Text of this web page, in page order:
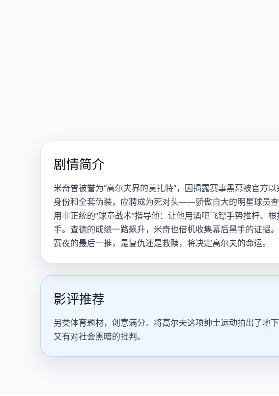
剧情简介
米奇曾被誉为“高尔夫界的莫扎特”，因揭露赛事黑幕被官方
身份和全套伪装，应聘成为死对头——骄傲自大的明星球员
用非正统的“球童战术”指导他：让他用酒吧飞镖手势推杆、
手。查德的成绩一路飙升，米奇也借机收集幕后黑手的证据
赛夜的最后一推，是复仇还是救赎，将决定高尔夫的命运。
影评推荐
另类体育题材，创意满分。将高尔夫这项绅士运动拍出了地
又有对社会黑暗的批判。